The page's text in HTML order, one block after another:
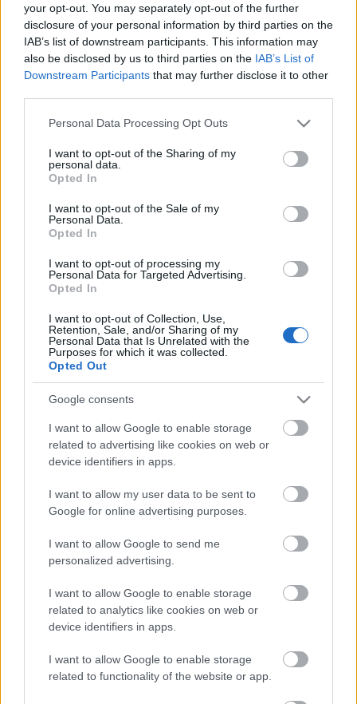
your opt-out. You may separately opt-out of the further
disclosure of your personal information by third parties on the
IAB’s list of downstream participants. This information may
also be disclosed by us to third parties on the IAB’s List of
Downstream Participants that may further disclose it to other
Please note that this website/app uses one or more Google
not limited to your visit or usage behaviour. You may click to
grant or deny consent to Google and its third-party tags to
use your data for below specified purposes in below Google
consent section.
Personal Data Processing Opt Outs
I want to opt-out of the Sharing of my
personal data.
Opted In
I want to opt-out of the Sale of my
Personal Data.
Opted In
I want to opt-out of processing my
Personal Data for Targeted Advertising.
Opted In
I want to opt-out of Collection, Use,
Retention, Sale, and/or Sharing of my
Personal Data that Is Unrelated with the
Purposes for which it was collected.
Opted Out
Google consents
I want to allow Google to enable storage
related to advertising like cookies on web or
device identifiers in apps.
I want to allow my user data to be sent to
Google for online advertising purposes.
I want to allow Google to send me
personalized advertising.
I want to allow Google to enable storage
related to analytics like cookies on web or
device identifiers in apps.
I want to allow Google to enable storage
related to functionality of the website or app.
BABY QUEEN - SOLÉRE HIMNUSZA AZ
A bejegyzés trackback címe:
https://kulturpart.hu/api/trackback/id/7857982
Kommentek:
A hozzászólások a
nem vállal, azokat nem ellenőrzi. Kifogás esetén forduljon a blog szerkesztőjéhez.
Legolvasottabb
Top 10: ezek a legjobb szerelmes filmek
A 10 legütősebb drogos film
Megjöttek a meztelen hősnők
A forradalom egy holland fotós szemével
A legizgalmasabb fotók 2015-ből